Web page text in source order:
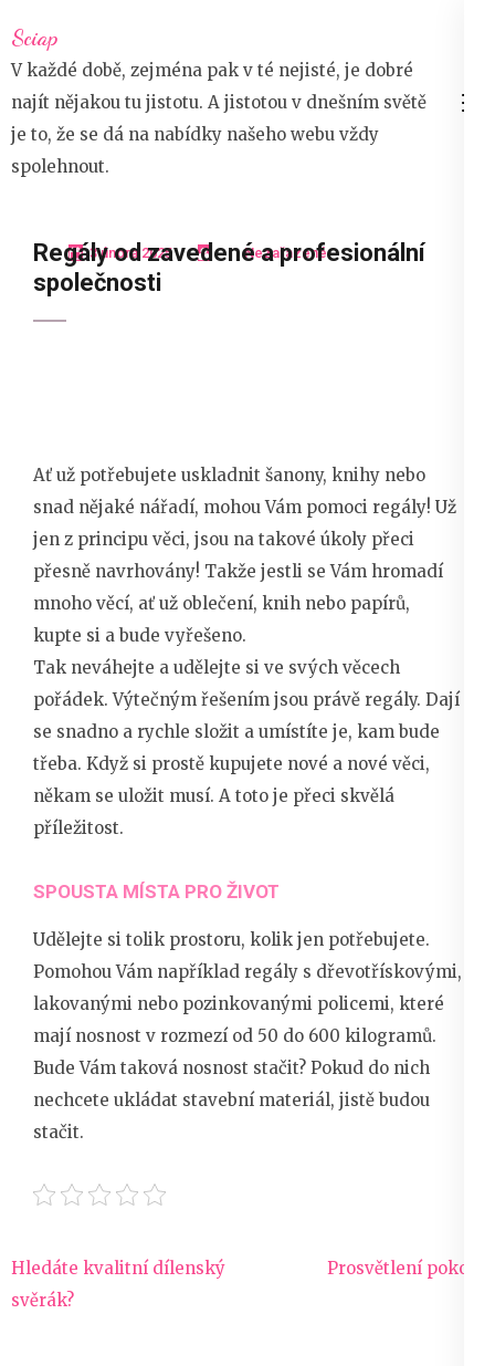
na
obsah
(stiskněte
Enter)
Sciap
V každé době, zejména pak v té nejisté, je dobré
najít nějakou tu jistotu. A jistotou v dnešním světě
je to, že se dá na nabídky našeho webu vždy
spolehnout.
3 února 2025 Nezařazené
Regály od zavedené a profesionální
společnosti
Ať už potřebujete uskladnit šanony, knihy nebo
snad nějaké nářadí, mohou Vám pomoci regály! Už
jen z principu věci, jsou na takové úkoly přeci
přesně navrhovány! Takže jestli se Vám hromadí
mnoho věcí, ať už oblečení, knih nebo papírů,
kupte si a bude vyřešeno.
Tak neváhejte a udělejte si ve svých věcech
pořádek. Výtečným řešením jsou právě regály. Dají
se snadno a rychle složit a umístíte je, kam bude
třeba. Když si prostě kupujete nové a nové věci,
někam se uložit musí. A toto je přeci skvělá
příležitost.
SPOUSTA MÍSTA PRO ŽIVOT
Udělejte si tolik prostoru, kolik jen potřebujete.
Pomohou Vám například regály s dřevotřískovými,
lakovanými nebo pozinkovanými policemi, které
mají nosnost v rozmezí od 50 do 600 kilogramů.
Bude Vám taková nosnost stačit? Pokud do nich
nechcete ukládat stavební materiál, jistě budou
stačit.
Navigace
pro
Hledáte kvalitní dílenský
svěrák?
Prosvětlení pokoje